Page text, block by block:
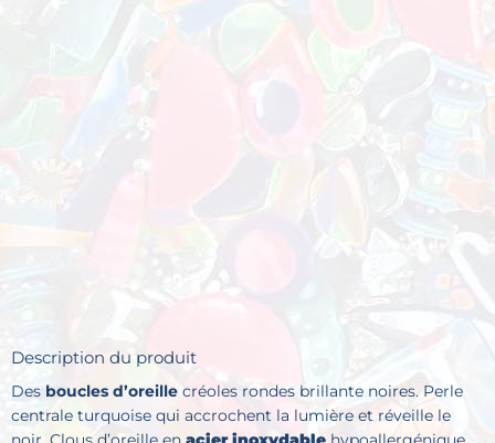
Description du produit
Des boucles d’oreille créoles rondes brillante noires. Perle
centrale turquoise qui accrochent la lumière et réveille le